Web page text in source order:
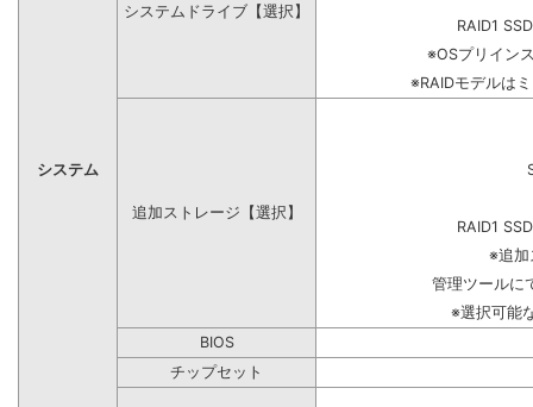
システム
システムドライブ【選択】
RAID1
※OSプリイン
※RAIDモデルは
追加ストレージ【選択】
RAID1
※追加
管理ツールに
※選択可能
BIOS
チップセット